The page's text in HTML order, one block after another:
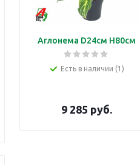
Аглонема D24см H80см
Есть в наличии (1)
9 285 руб.